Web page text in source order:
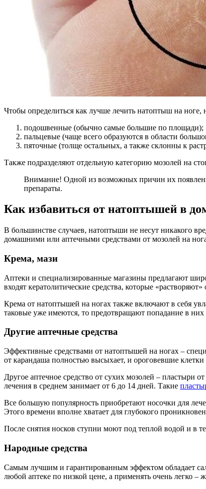
Чтобы определиться как лучше лечить натоптыш на
подошвенные (обычно самые большие по площади);
пальцевые (чаще всего образуются в области
пяточные (толще остальных, а также склонны к
Также подразделяют отдельную категорию мозолей на
Внимание! Одной из возможных причин их
препараты.
Как избавиться от натоптышей в
В большинстве случаев, натоптыши не несут никакого
домашними или аптечными средствами от мозолей на
Крема, мази
Аптеки и специализированные магазины предлагают
входят кератолитические средства, которые
Крема от натоптышей на ногах также включают в себя
таковые уже имеются, то предотвращают попадание в
Другие аптечные средства
Эффективные средствами от натоптышей на ногах –
от карандаша полностью высыхает, и ороговевшие
Другое аптечное средство от сухих мозолей – пластыри
лечения в среднем занимает от 6 до 14 дней. Такие
Все большую популярность приобретают носочки для
Этого времени вполне хватает для глубокого
После снятия носков ступни моют под теплой водой и в
Народные средства
Самым лучшим и гарантированным эффектом обладает
любой аптеке по низкой цене, а применять очень легко –